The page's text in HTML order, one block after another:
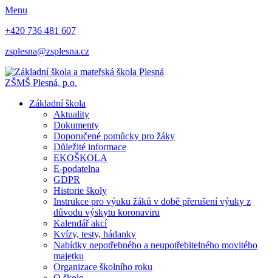
Menu
+420 736 481 607
zsplesna@zsplesna.cz
ZŠMŠ Plesná, p.o.
Základní škola
Aktuality
Dokumenty
Doporučené pomůcky pro žáky
Důležité informace
EKOŠKOLA
E-podatelna
GDPR
Historie školy
Instrukce pro výuku žáků v době přerušení výuky z
důvodu výskytu koronaviru
Kalendář akcí
Kvízy, testy, hádanky
Nabídky nepotřebného a neupotřebitelného movitého
majetku
Organizace školního roku